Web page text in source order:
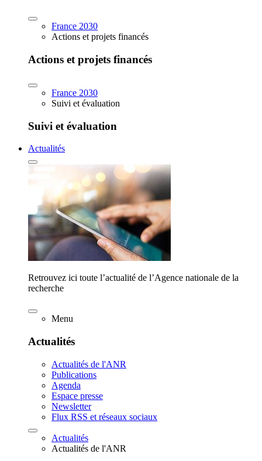
France 2030
Actions et projets financés
Actions et projets financés
France 2030
Suivi et évaluation
Suivi et évaluation
Actualités
Retrouvez ici toute l’actualité de l’Agence nationale de la
recherche
Menu
Actualités
Actualités de l'ANR
Publications
Agenda
Espace presse
Newsletter
Flux RSS et réseaux sociaux
Actualités
Actualités de l'ANR